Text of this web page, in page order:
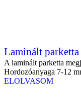
Laminált parketta
A laminált parketta
Hordozóanyaga 7-12
ELOLVASOM